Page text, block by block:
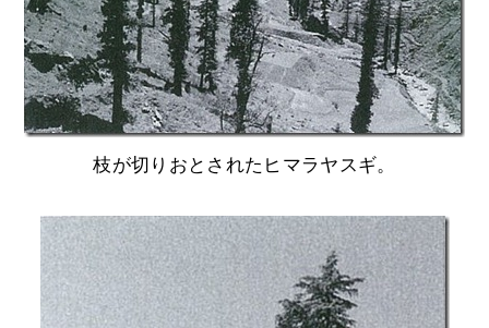
枝が切りおとされたヒマラヤスギ。